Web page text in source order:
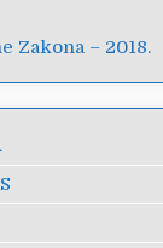
Zakona – 2018.